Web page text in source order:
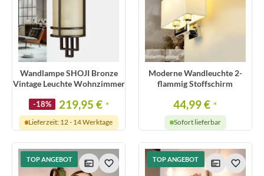
Wandlampe SHOJI Bronze
Vintage Leuchte Wohnzimmer
-18% 219,95 € *
Lieferzeit: 12 - 14 Werktage
Moderne Wandleuchte 2-
flammig Stoffschirm
44,99 € *
Sofort lieferbar
TOP ANGEBOT TOP ANGEBOT